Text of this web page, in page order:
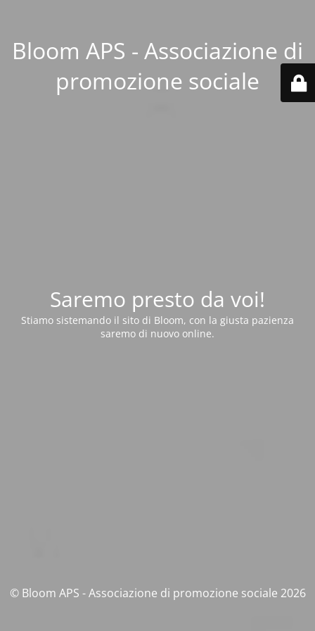
Bloom APS - Associazione di
promozione sociale
Saremo presto da voi!
Stiamo sistemando il sito di Bloom, con la giusta pazienza
saremo di nuovo online.
© Bloom APS - Associazione di promozione sociale 2026